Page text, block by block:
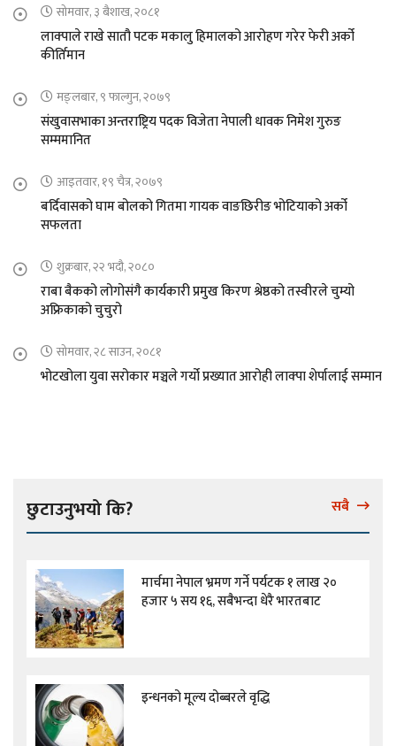
सोमवार, ३ बैशाख, २०८१
लाक्पाले राखे सातौ पटक मकालु हिमालको आरोहण गरेर फेरी अर्को
कीर्तिमान
मङ्लबार, ९ फाल्गुन, २०७९
संखुवासभाका अन्तराष्ट्रिय पदक विजेता नेपाली धावक निमेश गुरुङ
सम्ममानित
आइतवार, १९ चैत्र, २०७९
बर्दिवासको घाम बोलको गितमा गायक वाङछिरीङ भोटियाको अर्को
सफलता
शुक्रबार, २२ भदौ, २०८०
राबा बैकको लोगोसंगै कार्यकारी प्रमुख किरण श्रेष्ठको तस्वीरले चुम्यो
अफ्रिकाको चुचुरो
सोमवार, २८ साउन, २०८१
भोटखोला युवा सरोकार मञ्चले गर्यो प्रख्यात आरोही लाक्पा शेर्पालाई सम्मान
छुटाउनुभयो कि? सबै
मार्चमा नेपाल भ्रमण गर्ने पर्यटक १ लाख २०
हजार ५ सय १६, सबैभन्दा धेरै भारतबाट
इन्धनको मूल्य दोब्बरले वृद्धि